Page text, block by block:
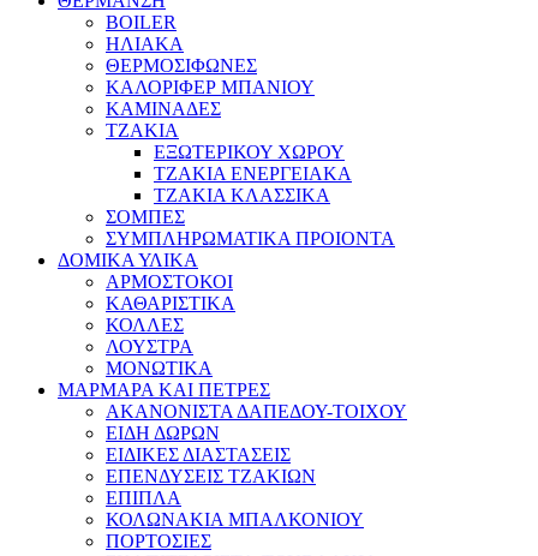
BOILER
ΗΛΙΑΚΑ
ΘΕΡΜΟΣΙΦΩΝΕΣ
ΚΑΛΟΡΙΦΕΡ ΜΠΑΝΙΟΥ
ΚΑΜΙΝΑΔΕΣ
ΤΖΑΚΙΑ
ΕΞΩΤΕΡΙΚΟΥ ΧΩΡΟΥ
ΤΖΑΚΙΑ ΕΝΕΡΓΕΙΑΚΑ
ΤΖΑΚΙΑ ΚΛΑΣΣΙΚΑ
ΣΟΜΠΕΣ
ΣΥΜΠΛΗΡΩΜΑΤΙΚΑ ΠΡΟΙΟΝΤΑ
ΔΟΜΙΚΑ ΥΛΙΚΑ
ΑΡΜΟΣΤΟΚΟΙ
ΚΑΘΑΡΙΣΤΙΚΑ
ΚΟΛΛΕΣ
ΛΟΥΣΤΡΑ
ΜΟΝΩΤΙΚΑ
ΜΑΡΜΑΡΑ ΚΑΙ ΠΕΤΡΕΣ
ΑΚΑΝΟΝΙΣΤΑ ΔΑΠΕΔΟΥ-ΤΟΙΧΟΥ
ΕΙΔΗ ΔΩΡΩΝ
ΕΙΔΙΚΕΣ ΔΙΑΣΤΑΣΕΙΣ
ΕΠΕΝΔΥΣΕΙΣ ΤΖΑΚΙΩΝ
ΕΠΙΠΛΑ
ΚΟΛΩΝΑΚΙΑ ΜΠΑΛΚΟΝΙΟΥ
ΠΟΡΤΟΣΙΕΣ